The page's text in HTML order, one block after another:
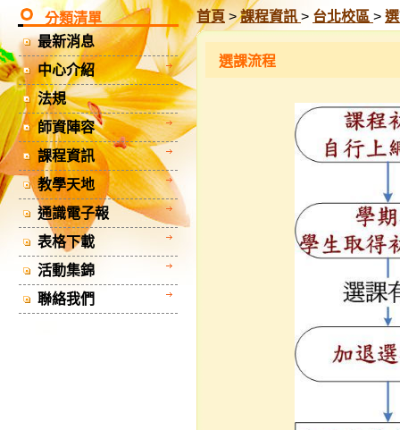
分類清單
最新消息
中心介紹
法規
師資陣容
課程資訊
教學天地
通識電子報
表格下載
活動集錦
聯絡我們
首頁 >課程資訊 > 台北校區 >
選課流程